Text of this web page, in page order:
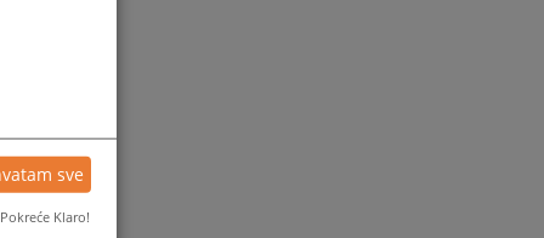
sve
Pokreće Klaro!